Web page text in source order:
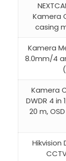
Kamera
casing
Kamera
8.0mm/4
Kamera
DWDR 4 in
20 m,
Hikvision